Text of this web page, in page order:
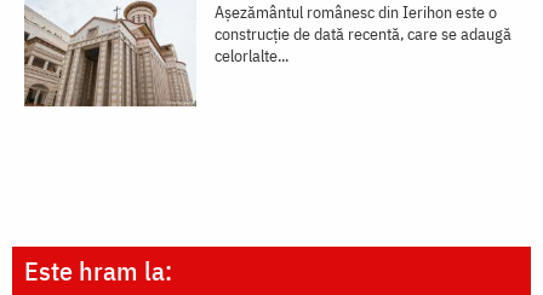
Aşezământul românesc din Ierihon este o
construcţie de dată recentă, care se adaugă
celorlalte...
Este hram la: